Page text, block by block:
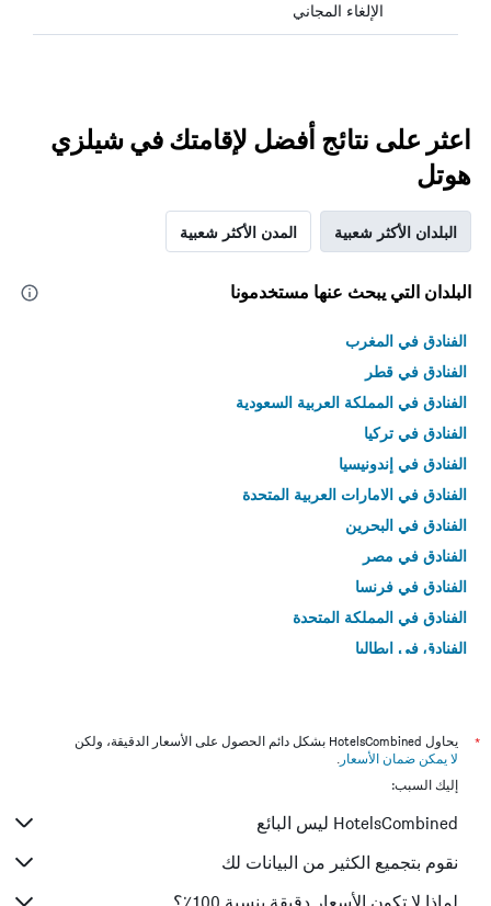
الإلغاء المجاني
اعثر على نتائج أفضل لإقامتك في شيلزي
هوتل
البلدان الأكثر شعبية المدن الأكثر شعبية
البلدان التي يبحث عنها مستخدمونا
الفنادق في المغرب
الفنادق في قطر
الفنادق في المملكة العربية السعودية
الفنادق في تركيا
الفنادق في إندونيسيا
الفنادق في الامارات العربية المتحدة
الفنادق في البحرين
الفنادق في مصر
الفنادق في فرنسا
الفنادق في المملكة المتحدة
الفنادق في إيطاليا
*
يحاول HotelsCombined بشكل دائم الحصول على الأسعار الدقيقة، ولكن
لا يمكن ضمان الأسعار .
إليك السبب:
HotelsCombined ليس البائع
نقوم بتجميع الكثير من البيانات لك
لماذا لا تكون الأسعار دقيقة بنسبة 100٪؟